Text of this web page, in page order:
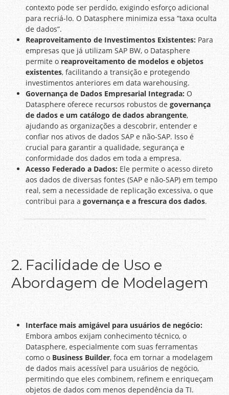
contexto pode ser perdido, exigindo esforço adicional
para recriá-lo. O Datasphere minimiza essa “taxa oculta
de dados”.
Reaproveitamento de Investimentos Existentes: Para
empresas que já utilizam SAP BW, o Datasphere
permite oreaproveitamento de modelos e objetos
existentes, facilitando a transição e protegendo
investimentos anteriores em data warehousing.
Governança de Dados Empresarial Integrada: O
Datasphere oferece recursos robustos degovernança
de dados e um catálogo de dados abrangente,
ajudando as organizações a descobrir, entender e
confiar nos ativos de dados SAP e não-SAP. Isso é
crucial para garantir a qualidade, segurança e
conformidade dos dados em toda a empresa.
Acesso Federado a Dados: Ele permite o acesso direto
aos dados de diversas fontes (SAP e não-SAP) em tempo
real, sem a necessidade de replicação excessiva, o que
contribui para agovernança e a frescura dos dados.
2. Facilidade de Uso e
Abordagem de Modelagem
Interface mais amigável para usuários de negócio:
Embora ambos exijam conhecimento técnico, o
Datasphere, especialmente com suas ferramentas
como oBusiness Builder, foca em tornar a modelagem
de dados mais acessível para usuários de negócio,
permitindo que eles combinem, refinem e enriqueçam
objetos de dados com menos dependência da TI.